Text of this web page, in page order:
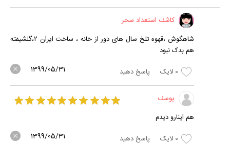
کاشف استعداد سحر
شاهگوش ،قهوه تلخ سال های دور از خانه ، ساخت ایران ۲،گلشیفته
هم بدک نبود
0 لایک پاسخ دهید 1399/05/31
یوسف
هم اینارو دیدم
0 لایک پاسخ دهید 1399/05/31